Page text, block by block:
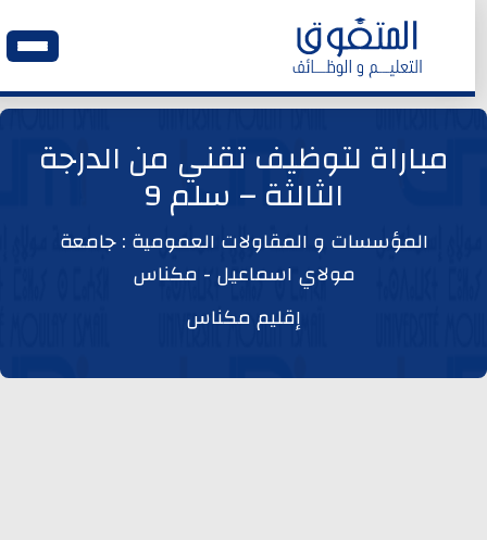
ابحث عن وظيفة
وظائف المؤسسات و المقاولات العمومية
مباراة لتوظيف تقني من الدرجة
الثالثة – سلم 9
المؤسسات و المقاولات العمومية : جامعة
مولاي اسماعيل - مكناس
إقليم مكناس